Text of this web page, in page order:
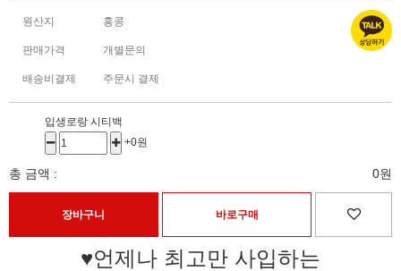
원산지 홍콩
판매가격 개별문의
배송비결제 주문시 결제
입생로랑 시티백
+0원
총 금액 : 0원
♥언제나 최고만 사입하는